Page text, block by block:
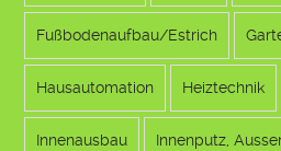
Fußbodenaufbau/Estrich
Hausautomation Heiztechnik
Innenausbau Innenputz,